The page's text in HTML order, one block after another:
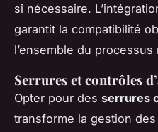
si nécessaire.
garantit la compatibilité
l’ensemble du
Serrures et contrôles
Opter pour des serrures
transforme la gestion